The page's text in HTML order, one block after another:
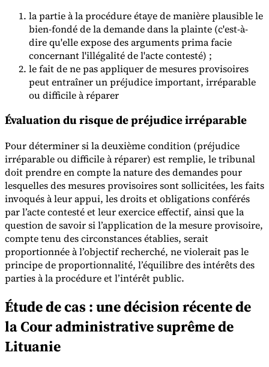
la partie à la procédure étaye de manière plausible le
bien-fondé de la demande dans la plainte (c'est-à-
dire qu'elle expose des arguments prima facie
concernant l'illégalité de l'acte contesté) ;
le fait de ne pas appliquer de mesures provisoires
peut entraîner un préjudice important, irréparable
ou difficile à réparer
Évaluation du risque de préjudice irréparable
Pour déterminer si la deuxième condition (préjudice
irréparable ou difficile à réparer) est remplie, le tribunal
doit prendre en compte la nature des demandes pour
lesquelles des mesures provisoires sont sollicitées, les faits
invoqués à leur appui, les droits et obligations conférés
par l’acte contesté et leur exercice effectif, ainsi que la
question de savoir si l’application de la mesure provisoire,
compte tenu des circonstances établies, serait
proportionnée à l’objectif recherché, ne violerait pas le
principe de proportionnalité, l’équilibre des intérêts des
parties à la procédure et l’intérêt public.
Étude de cas : une décision récente de
la Cour administrative suprême de
Lituanie